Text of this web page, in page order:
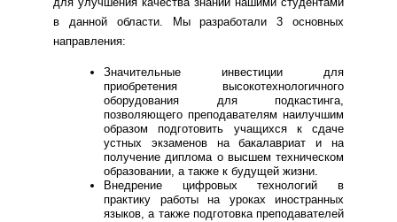
в данной области. Мы разработали 3 основных
направления:
Значительные инвестиции для
приобретения высокотехнологичного
оборудования для подкастинга,
позволяющего преподавателям наилучшим
образом подготовить учащихся к сдаче
устных экзаменов на бакалавриат и на
получение диплома о высшем техническом
образовании, а также к будущей жизни.
Внедрение цифровых технологий в
практику работы на уроках иностранных
языков, а также подготовка преподавателей